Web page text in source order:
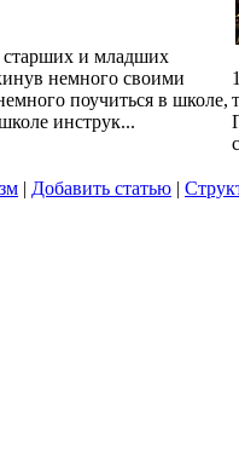
старших и младших
немного своими
поучиться в школе,
инструк...
| Добавить статью |